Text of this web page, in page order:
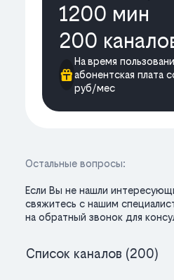
1200 мин
200
На время
абонентская плата
руб/мес
Остальные вопросы:
Если Вы не нашли
свяжитесь с нашим
на обратный звонок для
Список каналов (200)